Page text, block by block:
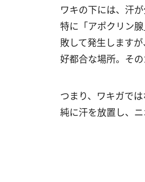
ワキの下には、汗
特に「アポクリン
敗して発生します
好都合な場所。そ
つまり、ワキガで
純に汗を放置し、ニ